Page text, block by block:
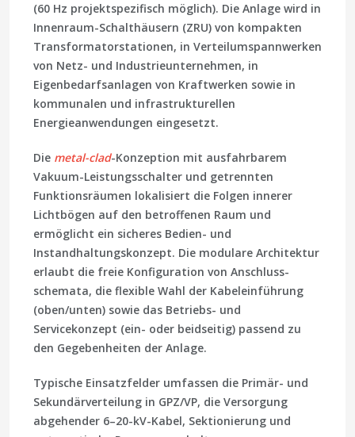
(60 Hz projektspezifisch möglich). Die Anlage wird in
Innenraum-Schalthäusern (ZRU) von kompakten
Transformatorstationen, in Verteilumspannwerken
von Netz- und Industrieunternehmen, in
Eigenbedarfsanlagen von Kraftwerken sowie in
kommunalen und infrastrukturellen
Energieanwendungen eingesetzt.
Die metal-clad-Konzeption mit ausfahrbarem
Vakuum-Leistungsschalter und getrennten
Funktionsräumen lokalisiert die Folgen innerer
Lichtbögen auf den betroffenen Raum und
ermöglicht ein sicheres Bedien- und
Instandhaltungskonzept. Die modulare Architektur
erlaubt die freie Konfiguration von Anschluss­
schemata, die flexible Wahl der Kabeleinführung
(oben/unten) sowie das Betriebs- und
Servicekonzept (ein- oder beidseitig) passend zu
den Gegebenheiten der Anlage.
Typische Einsatzfelder umfassen die Primär- und
Sekundärverteilung in GPZ/VP, die Versorgung
abgehender 6–20-kV-Kabel, Sektionierung und